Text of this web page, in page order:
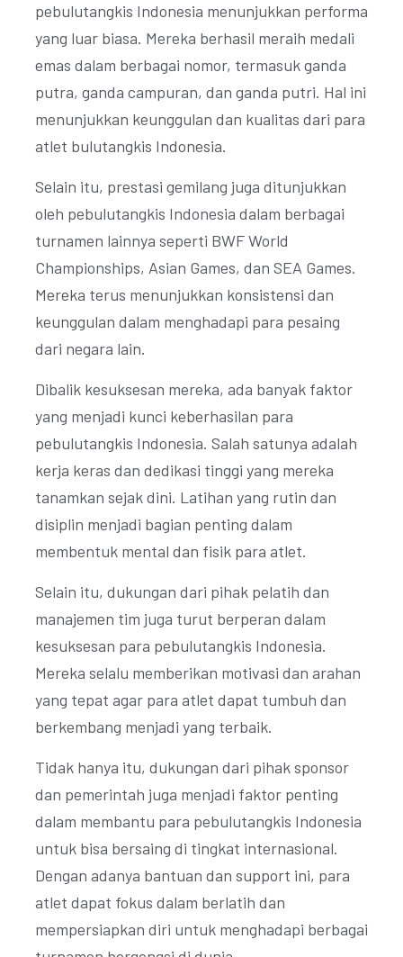
pebulutangkis Indonesia menunjukkan performa
yang luar biasa. Mereka berhasil meraih medali
emas dalam berbagai nomor, termasuk ganda
putra, ganda campuran, dan ganda putri. Hal ini
menunjukkan keunggulan dan kualitas dari para
atlet bulutangkis Indonesia.
Selain itu, prestasi gemilang juga ditunjukkan
oleh pebulutangkis Indonesia dalam berbagai
turnamen lainnya seperti BWF World
Championships, Asian Games, dan SEA Games.
Mereka terus menunjukkan konsistensi dan
keunggulan dalam menghadapi para pesaing
dari negara lain.
Dibalik kesuksesan mereka, ada banyak faktor
yang menjadi kunci keberhasilan para
pebulutangkis Indonesia. Salah satunya adalah
kerja keras dan dedikasi tinggi yang mereka
tanamkan sejak dini. Latihan yang rutin dan
disiplin menjadi bagian penting dalam
membentuk mental dan fisik para atlet.
Selain itu, dukungan dari pihak pelatih dan
manajemen tim juga turut berperan dalam
kesuksesan para pebulutangkis Indonesia.
Mereka selalu memberikan motivasi dan arahan
yang tepat agar para atlet dapat tumbuh dan
berkembang menjadi yang terbaik.
Tidak hanya itu, dukungan dari pihak sponsor
dan pemerintah juga menjadi faktor penting
dalam membantu para pebulutangkis Indonesia
untuk bisa bersaing di tingkat internasional.
Dengan adanya bantuan dan support ini, para
atlet dapat fokus dalam berlatih dan
mempersiapkan diri untuk menghadapi berbagai